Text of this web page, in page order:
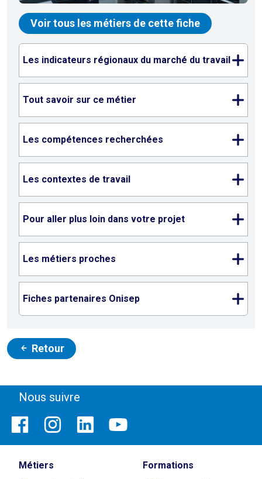
Voir tous les métiers de cette fiche
Les indicateurs régionaux du marché du travail
Tout savoir sur ce métier
Les compétences recherchées
Les contextes de travail
Pour aller plus loin dans votre projet
Les métiers proches
Fiches partenaires Onisep
Retour
Nous suivre
Métiers
Formations